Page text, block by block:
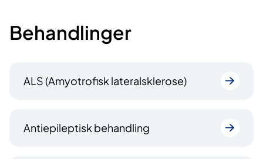
Behandlinger
ALS (Amyotrofisk lateralsklerose)
Antiepileptisk behandling